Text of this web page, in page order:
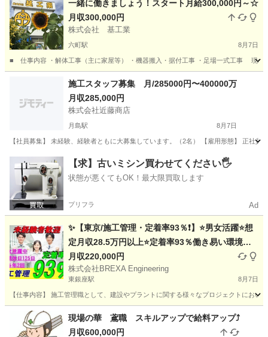
一緒に働きましょう！スタート月給300,000円～☆
月収300,000円
株式会社 基工業
六町駅 8月7日
■ 仕事内容 ・解体工事（主に家屋等） ・機器搬入・据付工事 ・足場一式工事 現場
六町駅 その他 足場
施工スタッフ募集 月/285000円〜400000万
月収285,000円
株式会社近藤商店
月島駅 8月7日
【社員募集】 未経験、経験者ともに大募集しています。（2名） 【雇用形態】 正社
東京 中央区 月島駅 その他 未経験
【求】古いミシン買わせてください🖐️
状態が悪くてもOK！最大限買取します
プリフラ Ad
✨【東京/施工管理・定着率93％❗】⭐男女活躍⭐想
定月収28.5万円以上⭐定着率93％働き易い環境／
未経験者積極採用◎選考１回⭐未経験者でも安心サ
ポート/国家資格が取得できる‼️
月収220,000円
株式会社BREXA Engineering
東銀座駅 8月7日
【仕事内容】 施工管理職として、建設やプラントに関する様々なプロジェクトにお
東京 中央区 東銀座駅 施工管理
現場の華 鳶職 スキルアップで給料アップ⤴️
月収600,000円